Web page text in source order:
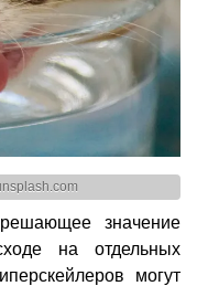
значение
на отдельных
могут